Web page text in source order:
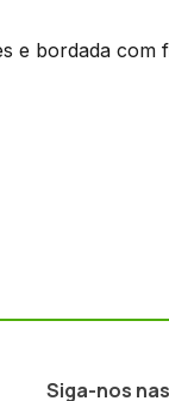
e bordada com
Siga-nos